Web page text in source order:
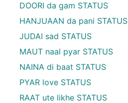
DOORI da gam STATUS
HANJUAAN da pani STATUS
JUDAI sad STATUS
MAUT naal pyar STATUS
NAINA di baat STATUS
PYAR love STATUS
RAAT ute likhe STATUS